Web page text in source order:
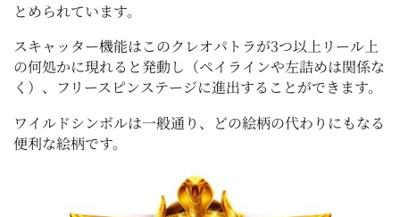
とめられています。
スキャッター機能はこのクレオパトラが3つ以上リール上
の何処かに現れると発動し（ペイラインや左詰めは関係な
く）、フリースピンステージに進出することができます。
ワイルドシンボルは一般通り、どの絵柄の代わりにもなる
便利な絵柄です。